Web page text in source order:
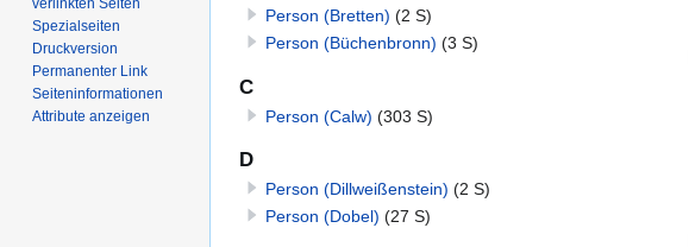
Person (Bretten) (2 S)
Person (Büchenbronn) (3 S)
C
Person (Calw) (303 S)
D
Person (Dillweißenstein) (2 S)
Person (Dobel) (27 S)
verlinkten Seiten
Spezialseiten
Druckversion
Permanenter Link
Seiten­­informationen
Attribute anzeigen